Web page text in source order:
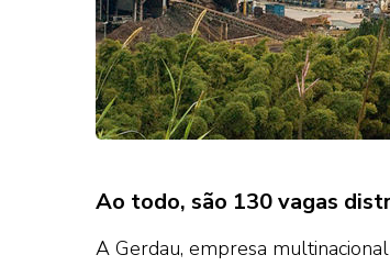
Ao todo, são 130 vagas
A Gerdau, empresa